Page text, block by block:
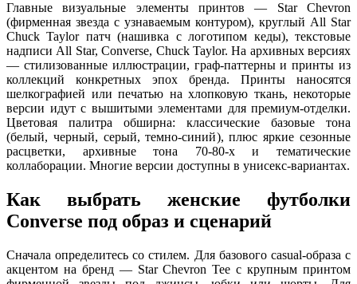
Главные визуальные элементы принтов — Star Chevron
(фирменная звезда с узнаваемым контуром), круглый All Star
Chuck Taylor патч (нашивка с логотипом кеды), текстовые
надписи All Star, Converse, Chuck Taylor. На архивных версиях
— стилизованные иллюстрации, граф-паттерны и принты из
коллекций конкретных эпох бренда. Принты наносятся
шелкографией или печатью на хлопковую ткань, некоторые
версии идут с вышитыми элементами для премиум-отделки.
Цветовая палитра обширна: классические базовые тона
(белый, черный, серый, темно-синий), плюс яркие сезонные
расцветки, архивные тона 70-80-х и тематические
коллаборации. Многие версии доступны в унисекс-вариантах.
Как выбрать женские футболки
Converse под образ и сценарий
Сначала определитесь со стилем. Для базового casual-образа с
акцентом на бренд — Star Chevron Tee с крупным принтом